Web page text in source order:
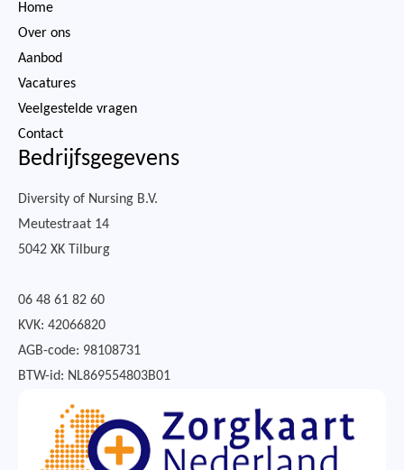
Home
Over ons
Aanbod
Vacatures
Veelgestelde vragen
Contact
Bedrijfsgegevens
Diversity of Nursing B.V.
Meutestraat 14
5042 XK Tilburg
06 48 61 82 60
KVK: 42066820
AGB-code: 98108731
BTW-id: NL869554803B01